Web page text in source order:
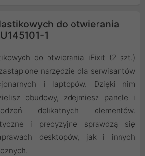
do otwierania
1
do otwierania iFixit (2 szt.)
narzędzie dla serwisantów
i laptopów. Dzięki nim
obudowy, zdejmiesz panele i
delikatnych elementów.
i precyzyjne sprawdzą się
desktopów, jak i innych